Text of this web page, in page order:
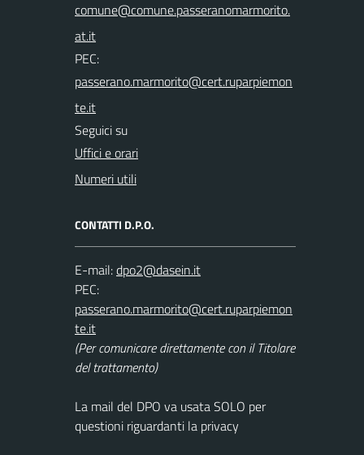
PEC:
Seguici su
Uffici e orari
Numeri utili
CONTATTI D.P.O.
E-mail:
PEC:
(Per comunicare direttamente con il Titolare
del trattamento)
La mail del DPO va usata SOLO per
questioni riguardanti la privacy